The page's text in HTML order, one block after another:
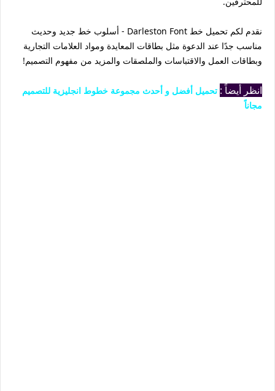
نقدم لكم تحميل خط Darleston Font - أسلوب خط جديد وحديث
مناسب جدًا عند الدعوة مثل بطاقات المعايدة ومواد العلامات التجارية
وبطاقات العمل والاقتباسات والملصقات والمزيد من مفهوم التصميم!
انظر أيضاً : تحميل أفضل و أحدث مجموعة خطوط انجليزية للتصميم
مجاناً